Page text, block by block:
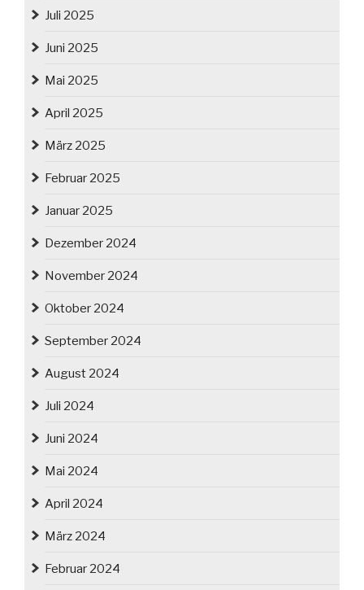
Juli 2025
Juni 2025
Mai 2025
April 2025
März 2025
Februar 2025
Januar 2025
Dezember 2024
November 2024
Oktober 2024
September 2024
August 2024
Juli 2024
Juni 2024
Mai 2024
April 2024
März 2024
Februar 2024